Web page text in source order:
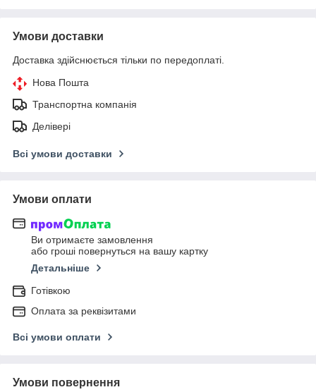
Умови доставки
Доставка здійснюється тільки по передоплаті.
Нова Пошта
Транспортна компанія
Делівері
Всі умови доставки
Умови оплати
Ви отримаєте замовлення
або гроші повернуться на вашу картку
Детальніше
Готівкою
Оплата за реквізитами
Всі умови оплати
Умови повернення